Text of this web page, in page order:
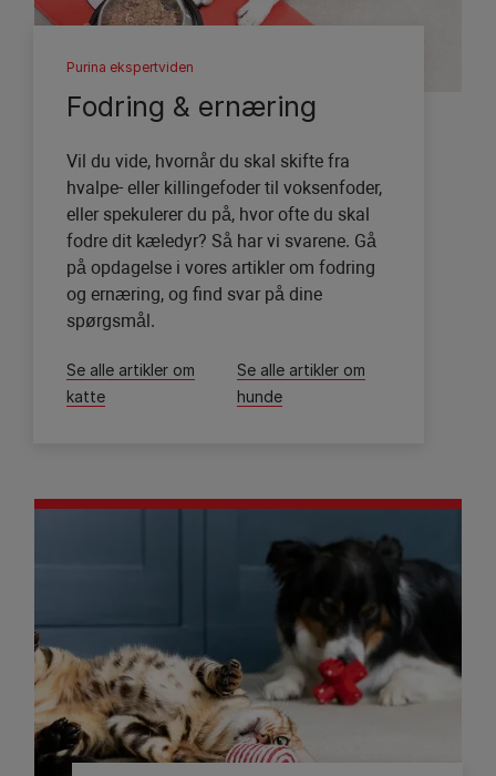
Purina ekspertviden
Fodring & ernæring
Vil du vide, hvornår du skal skifte fra
hvalpe- eller killingefoder til voksenfoder,
eller spekulerer du på, hvor ofte du skal
fodre dit kæledyr? Så har vi svarene. Gå
på opdagelse i vores artikler om fodring
og ernæring, og find svar på dine
spørgsmål.
Se alle artikler om
katte
Se alle artikler om
hunde